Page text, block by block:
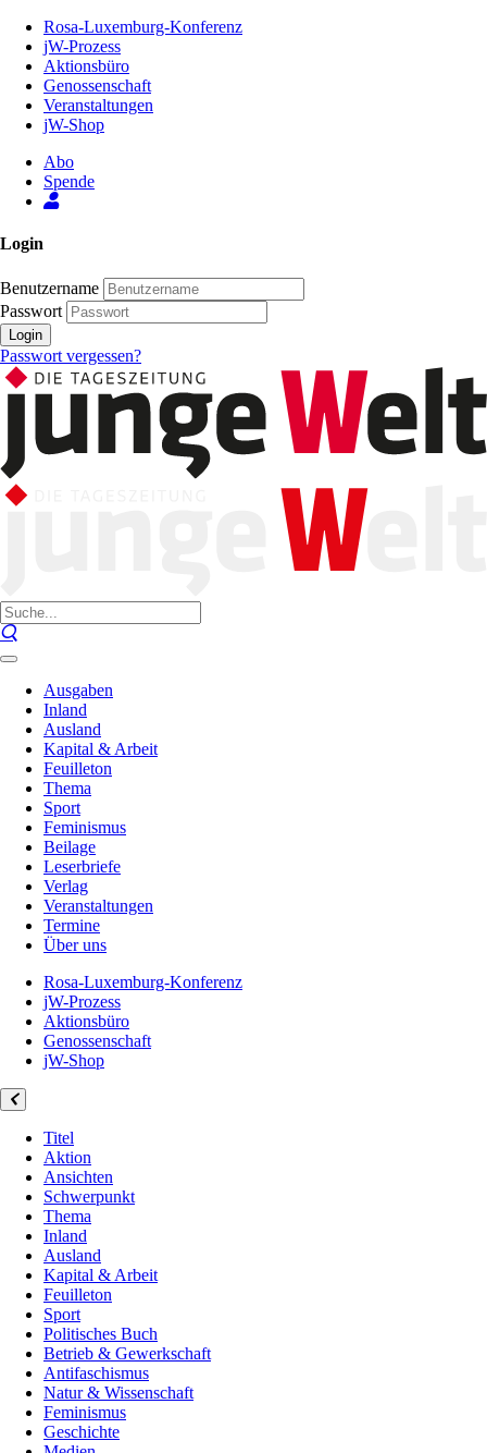
Inhalt
Seite
Rosa-Luxemburg-Konferenz
jW-Prozess
Aktionsbüro
Genossenschaft
Veranstaltungen
jW-Shop
Abo
Spende
Login
Benutzername
Passwort
Login
Passwort vergessen?
Ausgaben
Inland
Ausland
Kapital & Arbeit
Feuilleton
Thema
Sport
Feminismus
Beilage
Leserbriefe
Verlag
Veranstaltungen
Termine
Über uns
Rosa-Luxemburg-Konferenz
jW-Prozess
Aktionsbüro
Genossenschaft
jW-Shop
Titel
Aktion
Ansichten
Schwerpunkt
Thema
Inland
Ausland
Kapital & Arbeit
Feuilleton
Sport
Politisches Buch
Betrieb & Gewerkschaft
Antifaschismus
Natur & Wissenschaft
Feminismus
Geschichte